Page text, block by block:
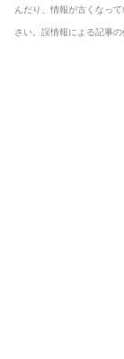
んだり、情報が古くなっ
さい。誤情報による記事